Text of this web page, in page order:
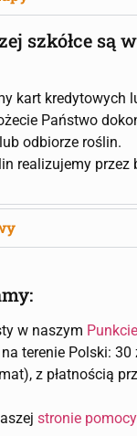
szkółce są w
kart kredytowych
Państwo
odbiorze roślin.
realizujemy przez
w naszym
terenie Polski: 30
z płatnością
stronie pomocy